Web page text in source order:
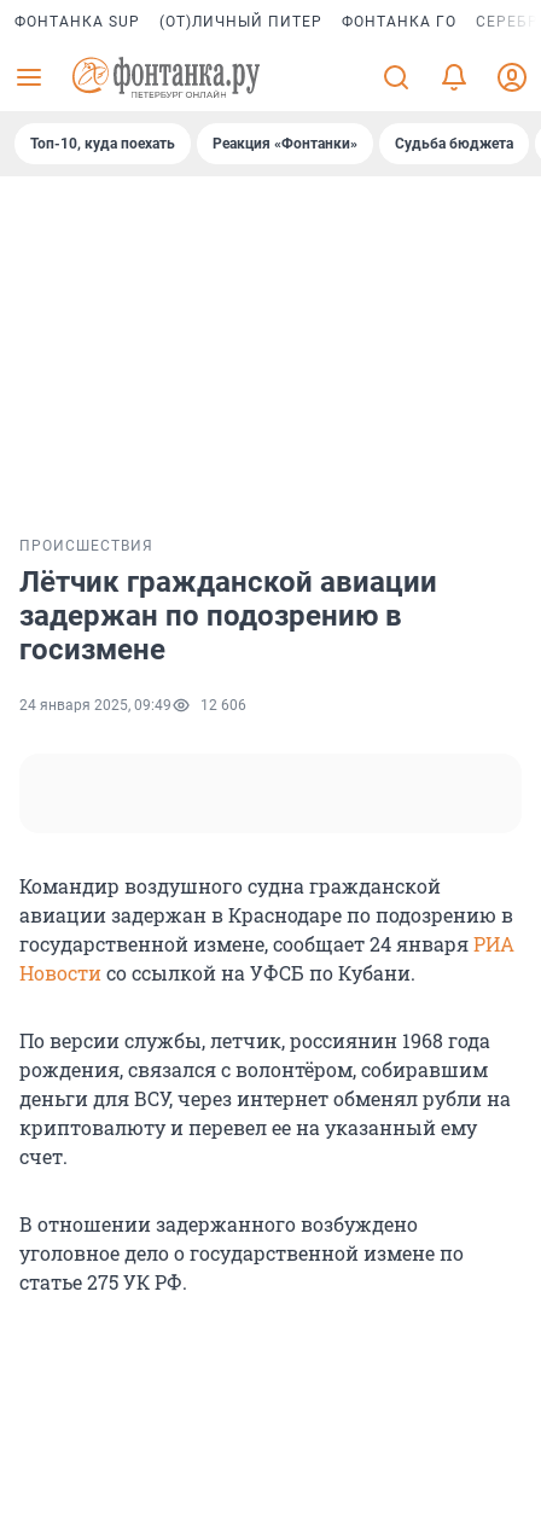
ФОНТАНКА SUP (ОТ)ЛИЧНЫЙ ПИТЕР ФОНТАНКА ГО
Топ-10, куда поехать Реакция «Фонтанки» Судьба бюджета
ПРОИСШЕСТВИЯ
Лётчик гражданской авиации
задержан по подозрению в
госизмене
24 января 2025, 09:49 12 606
Командир воздушного судна гражданской
авиации задержан в Краснодаре по подозрению в
государственной измене, сообщает 24 январяРИА
Новостисо ссылкой на УФСБ по Кубани.
По версии службы, летчик, россиянин 1968 года
рождения, связался с волонтёром, собиравшим
деньги для ВСУ, через интернет обменял рубли на
криптовалюту и перевел ее на указанный ему
счет.
В отношении задержанного возбуждено
уголовное дело о государственной измене по
статье 275 УК РФ.